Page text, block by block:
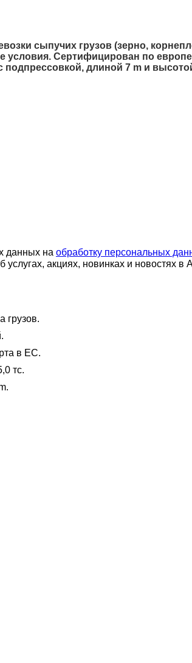
сыпучих грузов (зерно,
условия. Сертифицирован по
подпрессовкой, длиной 7 m и
данных на обработку персональных
акциях, новинках и новостях в
грузов.
в ЕС.
тс.